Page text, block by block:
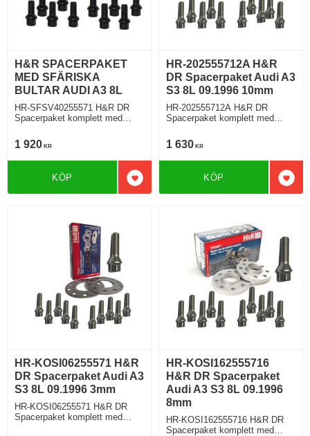
H&R SPACERPAKET
MED SFÄRISKA
BULTAR AUDI A3 8L
HR-SFSV40255571 H&R DR
Spacerpaket komplett med
8L 09.1996 Tjocklek spacer
20mm
1 920 KR
Lägg till i favoriter
KÖP
HR-202555712A H&R
DR Spacerpaket Audi A3
S3 8L 09.1996 10mm
HR-202555712A H&R DR
Spacerpaket komplett med
8L 09.1996 Tjocklek spacer
10mm
1 630 KR
KÖP
HR-KOSI06255571 H&R
DR Spacerpaket Audi A3
S3 8L 09.1996 3mm
HR-KOSI06255571 H&R DR
Spacerpaket komplett med
HR-KOSI162555716
H&R DR Spacerpaket
Audi A3 S3 8L 09.1996
8mm
HR-KOSI162555716 H&R DR
Spacerpaket komplett med